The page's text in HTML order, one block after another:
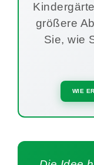
größere
Sie, wie
WIE